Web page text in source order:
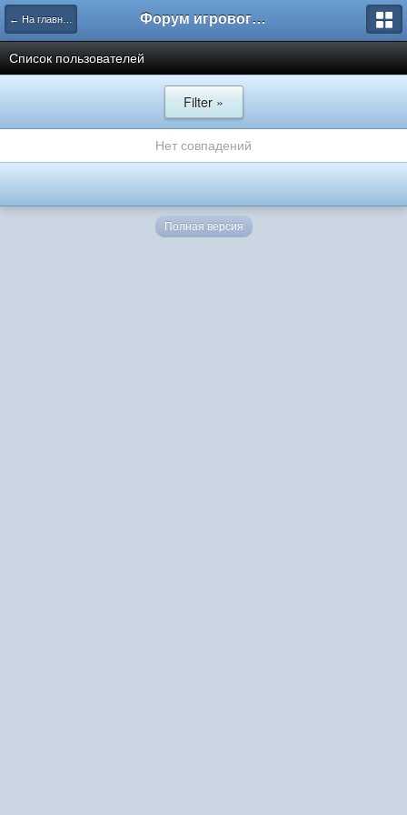
← На главную Форум игрового проекта Riverrise
Список пользователей
Filter »
Нет совпадений
Полная версия